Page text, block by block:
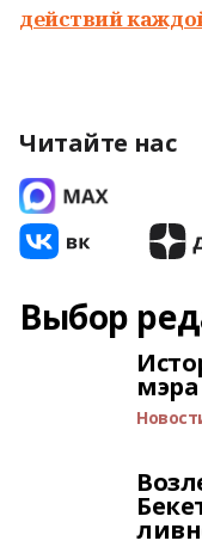
действий
Читайте нас
Выбор